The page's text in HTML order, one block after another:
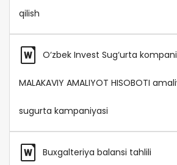
qilish
O‘zbek Invest Sug‘urta
MALAKAVIY AMALIYOT HISOBOTI
sugurta kampaniyasi
Buxgalteriya balansi tahlili